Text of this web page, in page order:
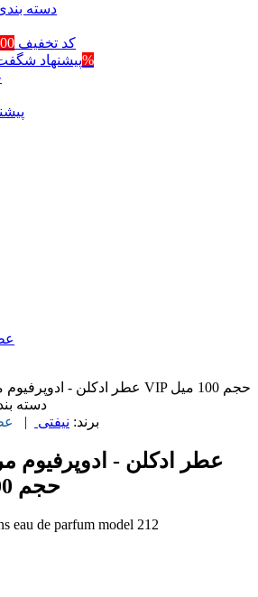
دسته
کد تخفیف 400
پیشنهاد شگفتتا 90%
دسته
برند: نیفتی |
عطر ادکلن - ادوپرفیوم
212 VIP حجم 100 میل
eau de parfum model 212